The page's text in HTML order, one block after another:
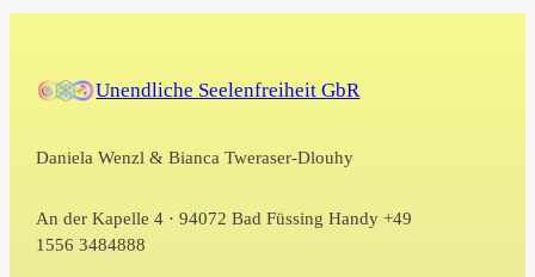
Unendliche Seelenfreiheit GbR
Daniela Wenzl & Bianca Tweraser-Dlouhy
An der Kapelle 4 · 94072 Bad Füssing Handy +49
1556 3484888